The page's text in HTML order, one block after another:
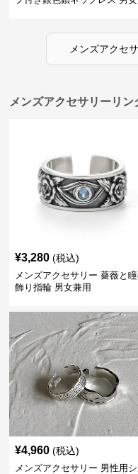
メンズアクセ
メンズアクセサリーリ
¥3,280 (税込)
メンズアクセサリー 薔薇と
飾り指輪 男女兼用
¥4,960 (税込)
メンズアクセサリー 男性用